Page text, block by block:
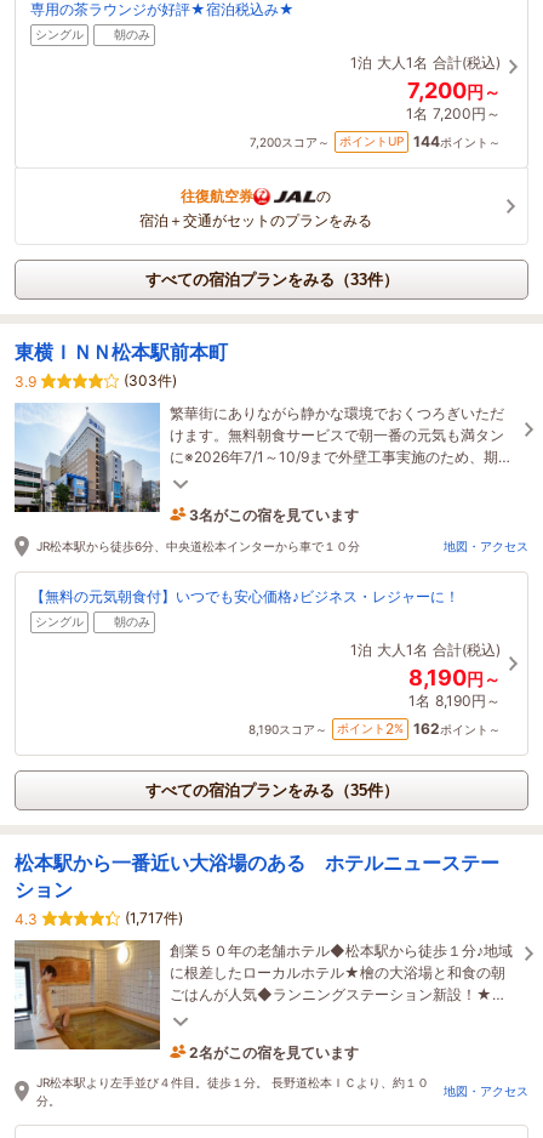
専用の茶ラウンジが好評★宿泊税込み★
シングル 朝のみ
1泊 大人1名 合計(税込)
7,200円～
1名 7,200円～
7,200スコア～ ポイントUP 144ポイント～
往復航空券
の
宿泊＋交通がセットのプランをみる
すべての宿泊プランをみる（33件）
東横ＩＮＮ松本駅前本町
3.9
(303件)
繁華街にありながら静かな環境でおくつろぎいただ
けます。無料朝食サービスで朝一番の元気も満タン
に※2026年7/1～10/9まで外壁工事実施のため、期間
中は作業に伴う騒音や臭い等が発生する場合有
3名がこの宿を見ています
JR松本駅から徒歩6分、中央道松本インターから車で１０分 地図・アクセス
【無料の元気朝食付】いつでも安心価格♪ビジネス・レジャーに！
シングル 朝のみ
1泊 大人1名 合計(税込)
8,190円～
1名 8,190円～
8,190スコア～ ポイント 2% 162ポイント～
すべての宿泊プランをみる（35件）
松本駅から一番近い大浴場のある ホテルニューステー
ション
4.3
(1,717件)
創業５０年の老舗ホテル◆松本駅から徒歩１分♪地域
に根差したローカルホテル★檜の大浴場と和食の朝
ごはんが人気◆ランニングステーション新設！★★
連泊プラン好評受付中♪【アパパートナーホテル】
2名がこの宿を見ています
たった今予約されました
JR松本駅より左手並び４件目。徒歩１分。 長野道松本ＩＣより、約１０
分。
地図・アクセス